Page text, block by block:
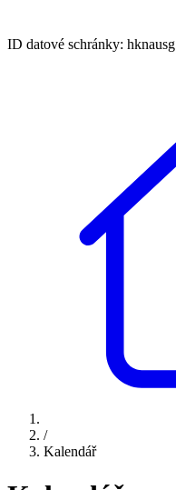
ID datové schránky: hknausg
/
Kalendář